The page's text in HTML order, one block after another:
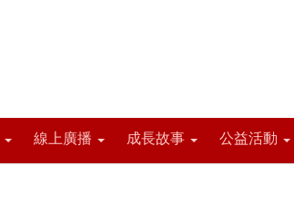
線上廣播 成長故事 公益活動